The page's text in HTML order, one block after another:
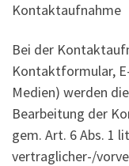
Kontaktaufnahme
Bei der
Kontaktformular,
Medien) werden
Bearbeitung der
gem. Art. 6 Abs. 1
vertraglicher-/